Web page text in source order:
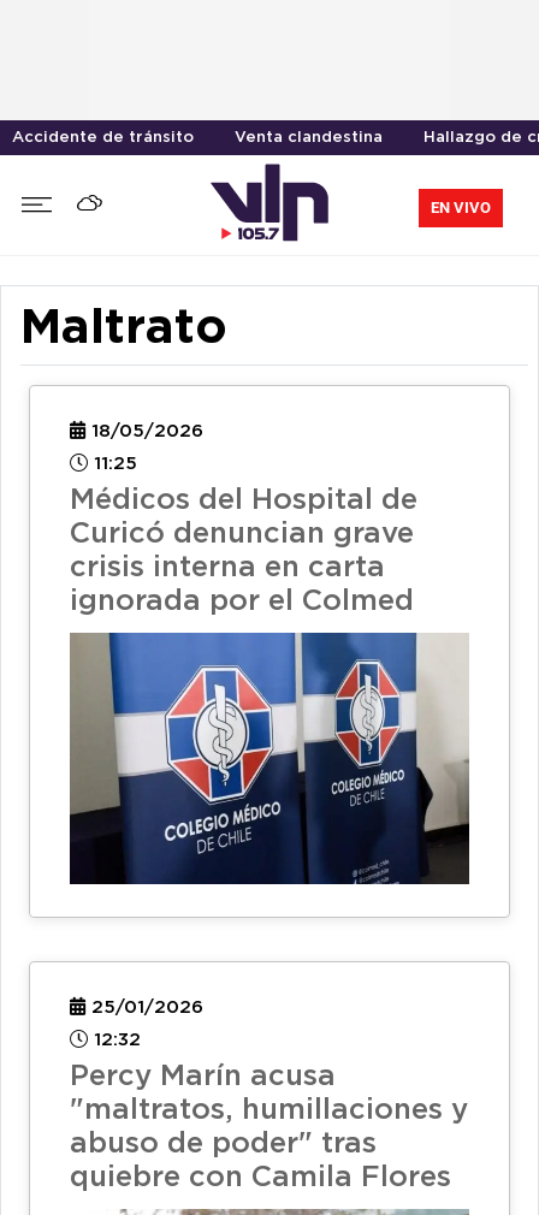
Accidente de tránsito Venta clandestina Hallazgo de
EN VIVO
Maltrato
18/05/2026
11:25
Médicos del Hospital de
Curicó denuncian grave
crisis interna en carta
ignorada por el Colmed
25/01/2026
12:32
Percy Marín acusa
"maltratos, humillaciones y
abuso de poder" tras
quiebre con Camila Flores